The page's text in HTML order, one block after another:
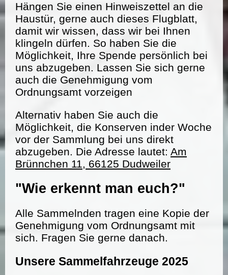
Hängen Sie einen Hinweiszettel an die
Haustür, gerne auch dieses Flugblatt,
damit wir wissen, dass wir bei Ihnen
klingeln dürfen. So haben Sie die
Möglichkeit, Ihre Spende persönlich bei
uns abzugeben. Lassen Sie sich gerne
auch die Genehmigung vom
Ordnungsamt vorzeigen
Alternativ haben Sie auch die
Möglichkeit, die Konserven inder Woche
vor der Sammlung bei uns direkt
abzugeben. Die Adresse lautet: Am
Brünnchen 11, 66125 Dudweiler
"Wie erkennt man euch?"
Alle Sammelnden tragen eine Kopie der
Genehmigung vom Ordnungsamt mit
sich. Fragen Sie gerne danach.
Unsere Sammelfahrzeuge 2025